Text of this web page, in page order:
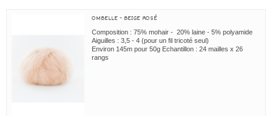
OMBELLE - BEIGE ROSÉ
Composition : 75% mohair - 20% laine - 5% polyamide
Aiguilles : 3,5 - 4 (pour un fil tricoté seul)
Environ 145m pour 50g Echantillon : 24 mailles x 26
rangs